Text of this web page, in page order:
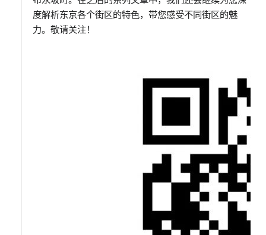
度解析东京各个街区的特色，带您感受不同街区的魅
力。敬请关注！